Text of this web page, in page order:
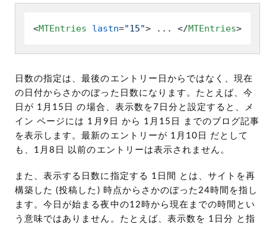
<MTEntries lastn="15"> ... </MTEntries>
日数の指定は、最後のエントリー日からではなく、現在
の日付からさかのぼった日数になります。たとえば、今
日が 1月15日 の場合、表示数を7日分と設定すると、メ
イン ページには 1月9日 から 1月15日 までのブログ記事
を表示します。最新のエントリーが 1月10日 だとして
も、1月8日 以前のエントリーは表示されません。
また、表示する日数に指定する 1日間 とは、サイトを再
構築した (投稿した) 時点からさかのぼった24時間を指し
ます。今日が始まる夜中の12時から現在までの時間とい
う意味ではありません。たとえば、表示数を 1日分 と指